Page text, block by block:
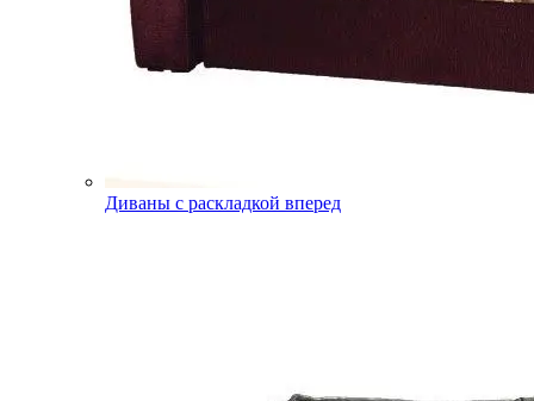
Диваны с раскладкой вперед